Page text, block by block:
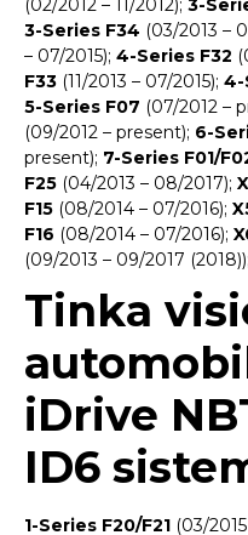
(02/2012 – 11/2012); 3-
3-Series F34 (03/2013 –
– 07/2015); 4-Series F32
F33 (11/2013 – 07/2015); 4-
5-Series F07 (07/2012 –
(09/2012 – present); 6-
present); 7-Series F01/
F25 (04/2013 – 08/2017);
F15 (08/2014 – 07/2016);
F16 (08/2014 – 07/2016);
(09/2013 – 09/2017 (2018));
Tinka
iDrive
ID6
1-Series F20/F21 (03/